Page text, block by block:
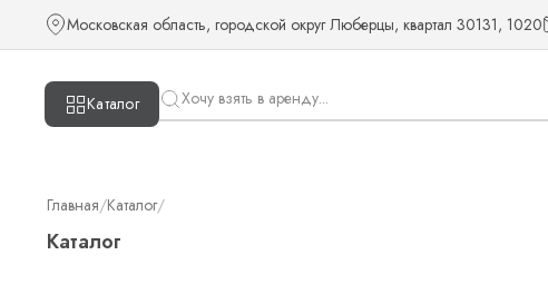
Московская область, городской округ Люберцы, квартал 30131, 1020
Каталог
Главная/Каталог/
Каталог